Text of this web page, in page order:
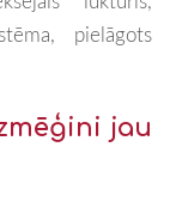
pielāgots
jau